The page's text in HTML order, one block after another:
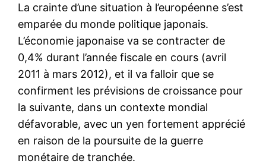
La crainte d’une situation à l’européenne s’est
emparée du monde politique japonais.
L’économie japonaise va se contracter de
0,4% durant l’année fiscale en cours (avril
2011 à mars 2012), et il va falloir que se
confirment les prévisions de croissance pour
la suivante, dans un contexte mondial
défavorable, avec un yen fortement apprécié
en raison de la poursuite de la guerre
monétaire de tranchée.